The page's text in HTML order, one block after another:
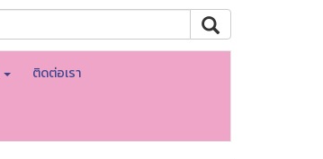
ติดต่อเรา